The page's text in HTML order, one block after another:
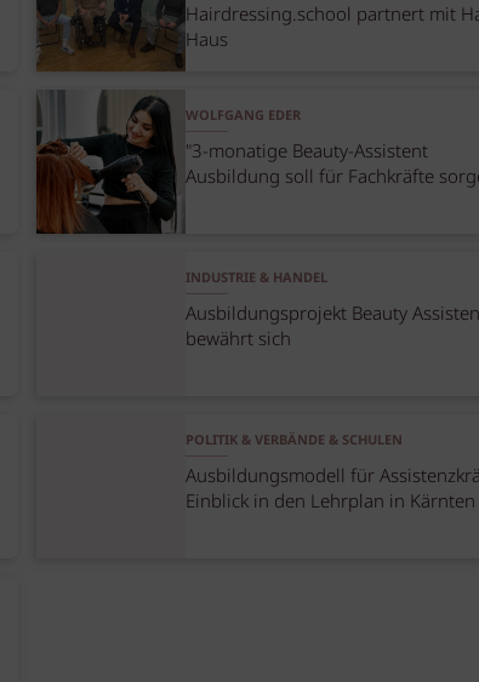
Hairdressing.school partnert mit
Haus
WOLFGANG EDER
"3-monatige Beauty-Assistent
Ausbildung soll für Fachkräfte
INDUSTRIE & HANDEL
Ausbildungsprojekt Beauty
bewährt sich
POLITIK & VERBÄNDE & SCHULEN
Ausbildungsmodell für
Einblick in den Lehrplan in Kärnten